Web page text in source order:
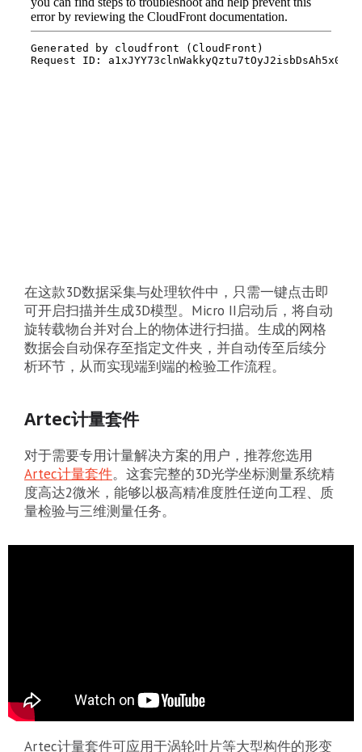
在这款3D数据采集与处理软件中，只需一键点击即
可开启扫描并生成3D模型。Micro II启动后，将自动
旋转载物台并对台上的物体进行扫描。生成的网格
数据会自动保存至指定文件夹，并自动传至后续分
析环节，从而实现端到端的检验工作流程。
Artec计量套件
对于需要专用计量解决方案的用户，推荐您选用
Artec计量套件。这套完整的3D光学坐标测量系统精
度高达2微米，能够以极高精准度胜任逆向工程、质
量检验与三维测量任务。
Artec计量套件可应用于涡轮叶片等大型构件的形变